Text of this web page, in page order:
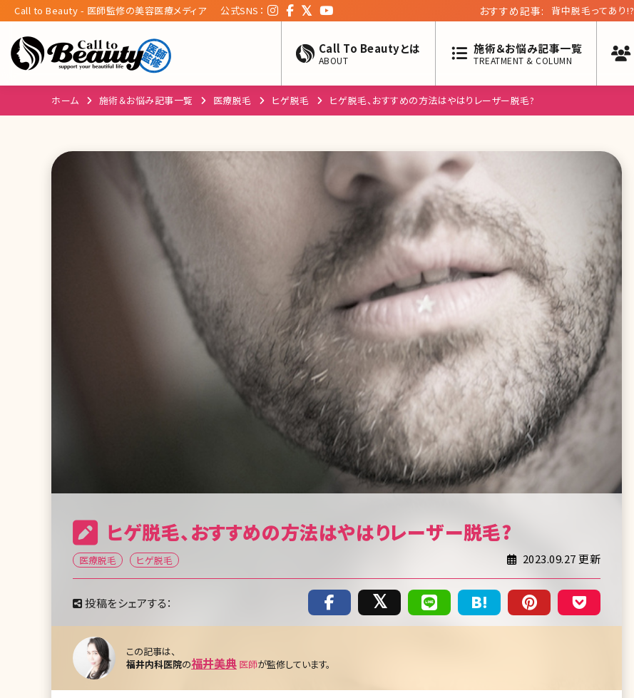
Call to Beauty - 医師監修の美容医療メディア 公式SNS： おすすめ記事: 背中脱毛ってあり
Call To Beautyとは
ABOUT
施術＆お悩み記事一覧
TREATMENT & COLUMN
ホーム 施術＆お悩み記事一覧 医療脱毛 ヒゲ脱毛 ヒゲ脱毛、おすすめの方法はやはりレーザー脱毛?
ヒゲ脱毛、おすすめの方法はやはりレーザー脱毛?
医療脱毛 ヒゲ脱毛 2023.09.27 更新
投稿をシェアする：
この記事は、
福井内科医院の福井美典 医師が監修しています。